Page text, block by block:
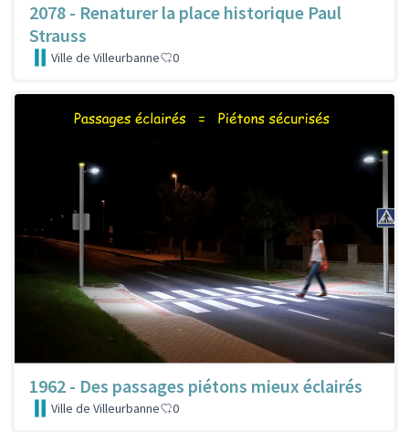
2078 - Renaturer la place historique Paul
Strauss
Ville de Villeurbanne 0
1962 - Des passages piétons mieux éclairés
Ville de Villeurbanne 0